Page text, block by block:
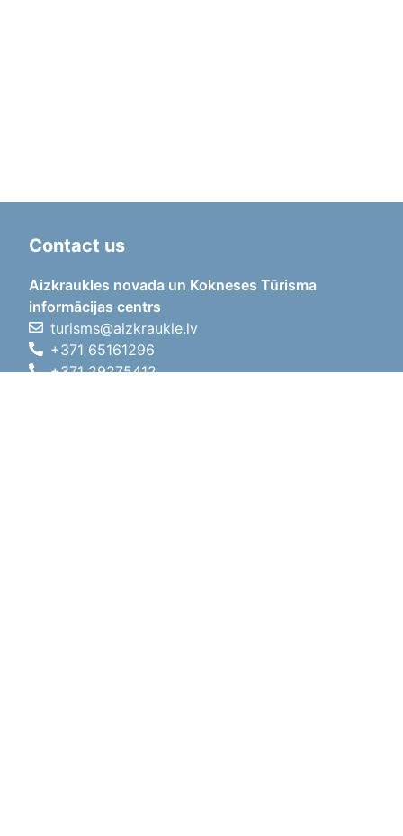
Contact us
Aizkraukles novada un Kokneses Tūrisma
informācijas centrs
turisms@aizkraukle.lv
+371 65161296
+371 29275412